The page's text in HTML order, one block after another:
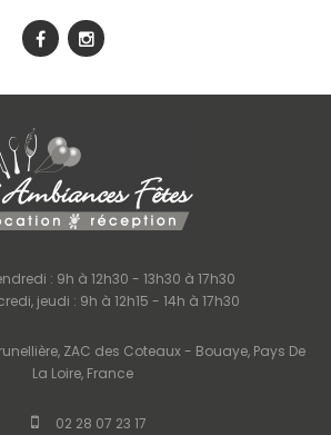
: 9h à 12h30 - 13h30 à 17h30
jeudi : 9h à 12h15 - 14h à 17h30
ZAC des Coteaux - Bouaye, Pays De
La Loire, France
02 28 07 23 17